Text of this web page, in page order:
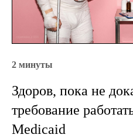
2 минуты
Здоров, пока не
требование
Medicaid